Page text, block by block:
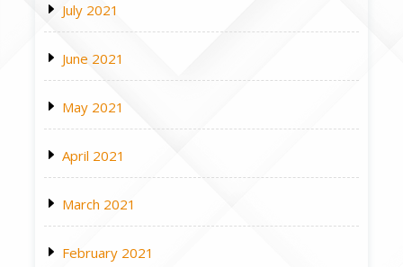
July 2021
June 2021
May 2021
April 2021
March 2021
February 2021